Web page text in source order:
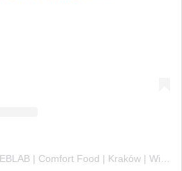
Post udostępniony przez KEBLAB | Comfort Food | Kraków | Wieliczka | Bochnia (@keb_lab)